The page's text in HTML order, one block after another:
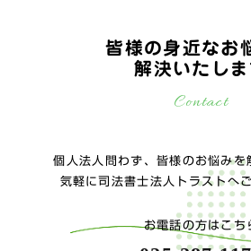
皆様の身近なお
解決いたしま
Contact
個人法人問わず、皆様のお悩みを
気軽に司法書士法人トラストへ
お電話の方はこち